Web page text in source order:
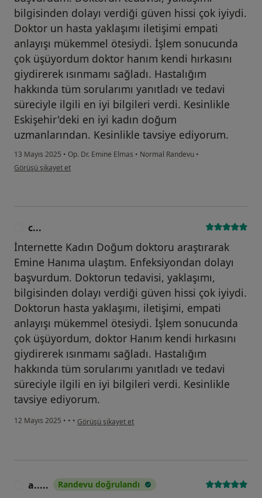
bilgisinden dolayı verdiği güven hissi çok iyiydi.
Doktor un hasta yaklaşımı iletişimi empati
anlayışı mükemmel ötesiydi. İşlem sonucunda
çok üşüyordum doktor hanım kendi hırkasını
giydirerek ısınmamı sağladı. Hastalığım
hakkında tüm sorularımı yanıtladı ve tedavi
süreciyle ilgili en iyi bilgileri verdi. Kesinlikle
Eskişehir'deki en iyi kadın doğum
uzmanlarından. Kesinlikle tavsiye ediyorum.
13 Mayıs 2025 • Op. Dr. Emine Elmas • Normal Randevu •
kullanıcının görüşüne göre ç....a
Görüşü şikayet et
c...
İnternette Kadın Doğum doktoru araştırarak
Emine Hanıma ulaştım. Enfeksiyondan dolayı
başvurdum. Doktorun tedavisi, yaklaşımı,
bilgisinden dolayı verdiği güven hissi çok iyiydi.
Doktorun hasta yaklaşımı, iletişimi, empati
anlayışı mükemmel ötesiydi. İşlem sonucunda
çok üşüyordum, doktor Hanım kendi hırkasını
giydirerek ısınmamı sağladı. Hastalığım
hakkında tüm sorularımı yanıtladı ve tedavi
süreciyle ilgili en iyi bilgileri verdi. Kesinlikle
tavsiye ediyorum.
12 Mayıs 2025 • • • kullanıcının görüşüne göre c...
Görüşü şikayet et
a..... Randevu doğrulandı